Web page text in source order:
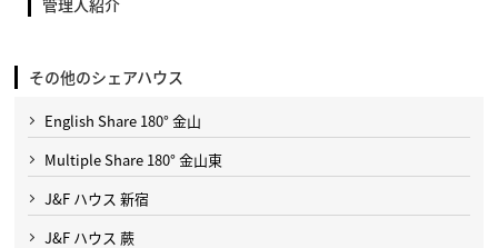
その他のシェアハウス
English Share 180° 金山
Multiple Share 180° 金山東
J&F ハウス 新宿
J&F ハウス 蕨